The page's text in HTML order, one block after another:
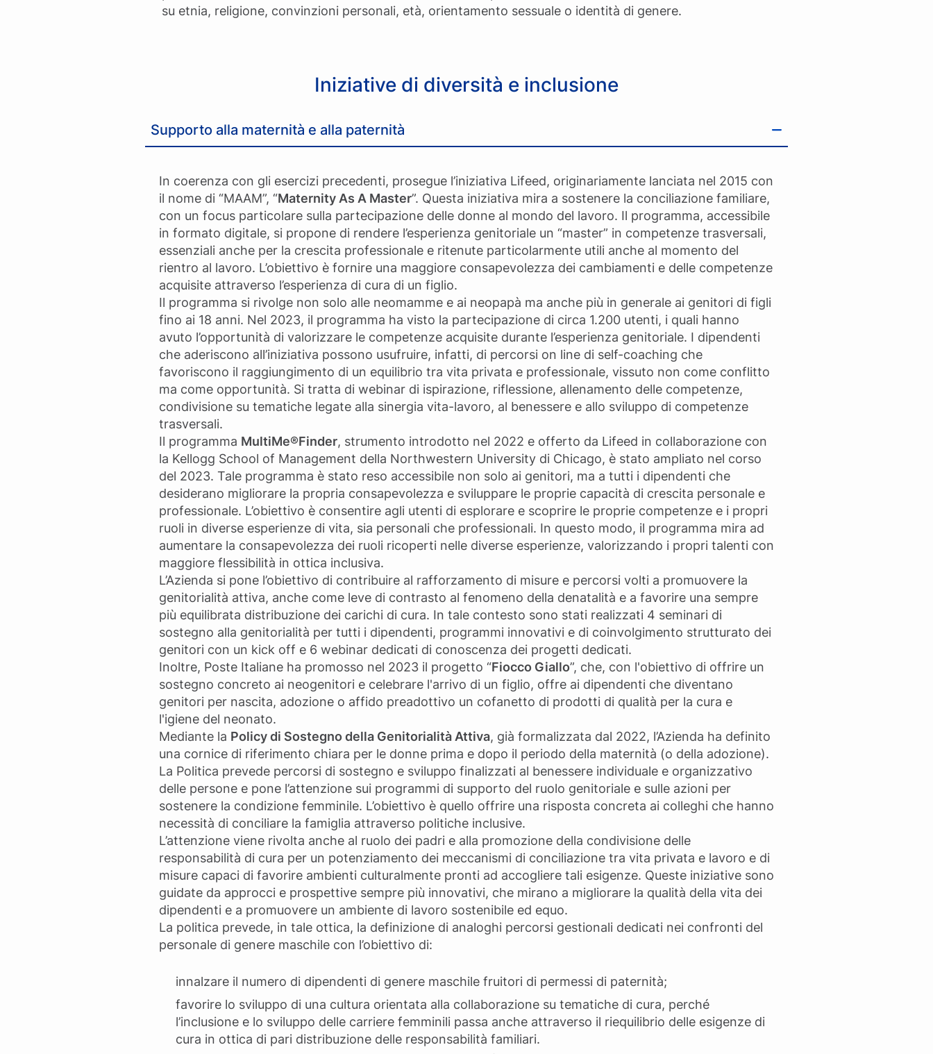
su etnia, religione, convinzioni personali, età, orientamento sessuale o identità di genere.
Iniziative di diversità e inclusione
Supporto alla maternità e alla paternità
In coerenza con gli esercizi precedenti, prosegue l’iniziativa Lifeed, originariamente lanciata nel 2015 con
il nome di “MAAM”, “Maternity As A Master”. Questa iniziativa mira a sostenere la conciliazione familiare,
con un focus particolare sulla partecipazione delle donne al mondo del lavoro. Il programma, accessibile
in formato digitale, si propone di rendere l’esperienza genitoriale un “master” in competenze trasversali,
essenziali anche per la crescita professionale e ritenute particolarmente utili anche al momento del
rientro al lavoro. L’obiettivo è fornire una maggiore consapevolezza dei cambiamenti e delle competenze
acquisite attraverso l’esperienza di cura di un figlio.
Il programma si rivolge non solo alle neomamme e ai neopapà ma anche più in generale ai genitori di figli
fino ai 18 anni. Nel 2023, il programma ha visto la partecipazione di circa 1.200 utenti, i quali hanno
avuto l’opportunità di valorizzare le competenze acquisite durante l’esperienza genitoriale. I dipendenti
che aderiscono all’iniziativa possono usufruire, infatti, di percorsi on line di self-coaching che
favoriscono il raggiungimento di un equilibrio tra vita privata e professionale, vissuto non come conflitto
ma come opportunità. Si tratta di webinar di ispirazione, riflessione, allenamento delle competenze,
condivisione su tematiche legate alla sinergia vita-lavoro, al benessere e allo sviluppo di competenze
trasversali.
Il programma MultiMe®Finder, strumento introdotto nel 2022 e offerto da Lifeed in collaborazione con
la Kellogg School of Management della Northwestern University di Chicago, è stato ampliato nel corso
del 2023. Tale programma è stato reso accessibile non solo ai genitori, ma a tutti i dipendenti che
desiderano migliorare la propria consapevolezza e sviluppare le proprie capacità di crescita personale e
professionale. L’obiettivo è consentire agli utenti di esplorare e scoprire le proprie competenze e i propri
ruoli in diverse esperienze di vita, sia personali che professionali. In questo modo, il programma mira ad
aumentare la consapevolezza dei ruoli ricoperti nelle diverse esperienze, valorizzando i propri talenti con
maggiore flessibilità in ottica inclusiva.
L’Azienda si pone l’obiettivo di contribuire al rafforzamento di misure e percorsi volti a promuovere la
genitorialità attiva, anche come leve di contrasto al fenomeno della denatalità e a favorire una sempre
più equilibrata distribuzione dei carichi di cura. In tale contesto sono stati realizzati 4 seminari di
sostegno alla genitorialità per tutti i dipendenti, programmi innovativi e di coinvolgimento strutturato dei
genitori con un kick off e 6 webinar dedicati di conoscenza dei progetti dedicati.
Inoltre, Poste Italiane ha promosso nel 2023 il progetto “Fiocco Giallo”, che, con l'obiettivo di offrire un
sostegno concreto ai neogenitori e celebrare l'arrivo di un figlio, offre ai dipendenti che diventano
genitori per nascita, adozione o affido preadottivo un cofanetto di prodotti di qualità per la cura e
l'igiene del neonato.
Mediante la Policy di Sostegno della Genitorialità Attiva, già formalizzata dal 2022, l’Azienda ha definito
una cornice di riferimento chiara per le donne prima e dopo il periodo della maternità (o della adozione).
La Politica prevede percorsi di sostegno e sviluppo finalizzati al benessere individuale e organizzativo
delle persone e pone l’attenzione sui programmi di supporto del ruolo genitoriale e sulle azioni per
sostenere la condizione femminile. L’obiettivo è quello offrire una risposta concreta ai colleghi che hanno
necessità di conciliare la famiglia attraverso politiche inclusive.
L’attenzione viene rivolta anche al ruolo dei padri e alla promozione della condivisione delle
responsabilità di cura per un potenziamento dei meccanismi di conciliazione tra vita privata e lavoro e di
misure capaci di favorire ambienti culturalmente pronti ad accogliere tali esigenze. Queste iniziative sono
guidate da approcci e prospettive sempre più innovativi, che mirano a migliorare la qualità della vita dei
dipendenti e a promuovere un ambiente di lavoro sostenibile ed equo.
La politica prevede, in tale ottica, la definizione di analoghi percorsi gestionali dedicati nei confronti del
personale di genere maschile con l’obiettivo di:
innalzare il numero di dipendenti di genere maschile fruitori di permessi di paternità;
favorire lo sviluppo di una cultura orientata alla collaborazione su tematiche di cura, perché
l’inclusione e lo sviluppo delle carriere femminili passa anche attraverso il riequilibrio delle esigenze di
cura in ottica di pari distribuzione delle responsabilità familiari.